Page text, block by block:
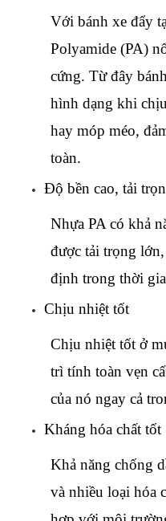
Với bánh xe đẩy
Polyamide (PA)
cứng. Từ đây
hình dạng khi
hay móp méo,
toàn.
Độ bền cao, tải
Nhựa PA có khả
được tải trọng
định trong thời
Chịu nhiệt tốt
Chịu nhiệt tốt ở
trì tính toàn vẹn
của nó ngay cả
Kháng hóa chất tốt
Khả năng chống
và nhiều loại hóa